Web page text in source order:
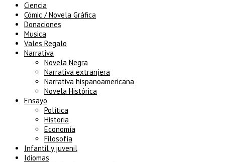
Ciencia
Cómic / Novela Gráfica
Donaciones
Musica
Vales Regalo
Narrativa
Novela Negra
Narrativa extranjera
Narrativa hispanoamericana
Novela Histórica
Ensayo
Política
Historia
Economía
Filosofía
Infantil y juvenil
Idiomas